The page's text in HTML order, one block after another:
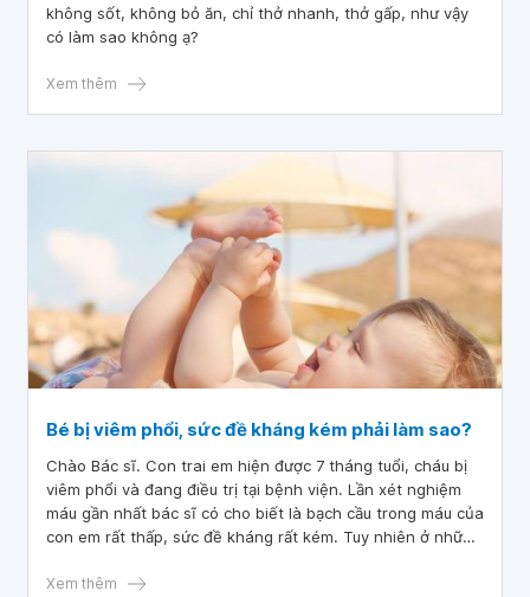
không sốt, không bỏ ăn, chỉ thở nhanh, thở gấp, như vậy
có làm sao không ạ?
Xem thêm
Bé bị viêm phổi, sức đề kháng kém phải làm sao?
Chào Bác sĩ. Con trai em hiện được 7 tháng tuổi, cháu bị
viêm phổi và đang điều trị tại bệnh viện. Lần xét nghiệm
máu gần nhất bác sĩ có cho biết là bạch cầu trong máu của
con em rất thấp, sức đề kháng rất kém. Tuy nhiên ở những
quả như vậy. Vậy bác sĩ cho em hỏi phương hướng xử lý
Xem thêm